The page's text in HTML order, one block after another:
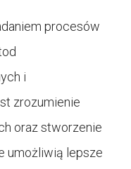
procesów
i
zrozumienie
oraz stworzenie
umożliwią lepsze